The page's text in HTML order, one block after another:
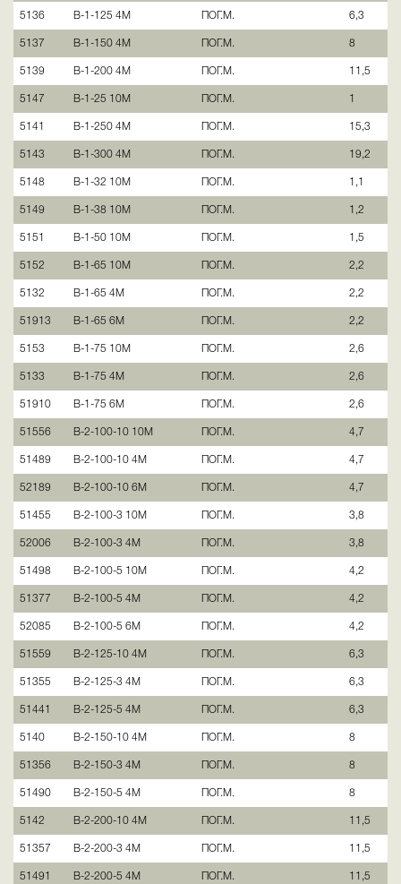
5136 В-1-125 4М ПОГ.М. 6,3
5137 В-1-150 4М ПОГ.М. 8
5139 В-1-200 4М ПОГ.М. 11,5
5147 В-1-25 10М ПОГ.М. 1
5141 В-1-250 4М ПОГ.М. 15,3
5143 В-1-300 4М ПОГ.М. 19,2
5148 В-1-32 10М ПОГ.М. 1,1
5149 В-1-38 10М ПОГ.М. 1,2
5151 В-1-50 10М ПОГ.М. 1,5
5152 В-1-65 10М ПОГ.М. 2,2
5132 В-1-65 4М ПОГ.М. 2,2
51913 В-1-65 6М ПОГ.М. 2,2
5153 В-1-75 10М ПОГ.М. 2,6
5133 В-1-75 4М ПОГ.М. 2,6
51910 В-1-75 6М ПОГ.М. 2,6
51556 В-2-100-10 10М ПОГ.М. 4,7
51489 В-2-100-10 4М ПОГ.М. 4,7
52189 В-2-100-10 6М ПОГ.М. 4,7
51455 В-2-100-3 10М ПОГ.М. 3,8
52006 В-2-100-3 4М ПОГ.М. 3,8
51498 В-2-100-5 10М ПОГ.М. 4,2
51377 В-2-100-5 4М ПОГ.М. 4,2
52085 В-2-100-5 6М ПОГ.М. 4,2
51559 В-2-125-10 4М ПОГ.М. 6,3
51355 В-2-125-3 4М ПОГ.М. 6,3
51441 В-2-125-5 4М ПОГ.М. 6,3
5140 В-2-150-10 4М ПОГ.М. 8
51356 В-2-150-3 4М ПОГ.М. 8
51490 В-2-150-5 4М ПОГ.М. 8
5142 В-2-200-10 4М ПОГ.М. 11,5
51357 В-2-200-3 4М ПОГ.М. 11,5
51491 В-2-200-5 4М ПОГ.М. 11,5